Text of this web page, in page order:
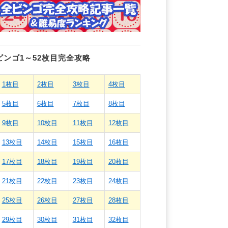
ンゴ1～52枚目完全攻略
1枚目 2枚目 3枚目 4枚目
5枚目 6枚目 7枚目 8枚目
9枚目 10枚目 11枚目 12枚目
13枚目 14枚目 15枚目 16枚目
17枚目 18枚目 19枚目 20枚目
21枚目 22枚目 23枚目 24枚目
25枚目 26枚目 27枚目 28枚目
29枚目 30枚目 31枚目 32枚目